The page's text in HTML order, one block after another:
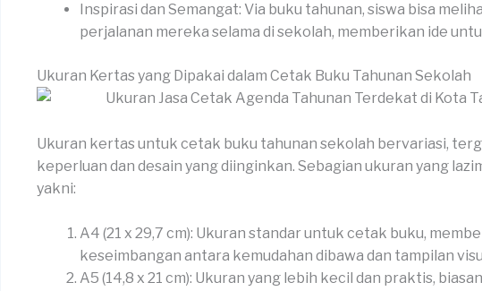
Inspirasi dan Semangat: Via buku tahunan, siswa bisa
perjalanan mereka selama di sekolah, memberikan ide
Ukuran Kertas yang Dipakai dalam Cetak Buku Tahunan Sekolah
Ukuran kertas untuk cetak buku tahunan sekolah bervariasi,
keperluan dan desain yang diinginkan. Sebagian ukuran yang
yakni:
A4 (21 x 29,7 cm): Ukuran standar untuk cetak buku,
keseimbangan antara kemudahan dibawa dan tampilan
A5 (14,8 x 21 cm): Ukuran yang lebih kecil dan praktis,